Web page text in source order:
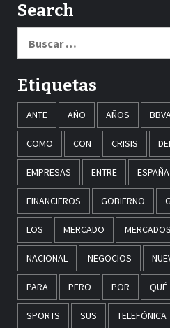
Search
Etiquetas
ANTE AÑO AÑOS
COMO CON CRISIS
EMPRESAS ENTRE ESPAÑA
FINANCIEROS GOBIERNO
LOS MERCADO MERCADOS
NACIONAL NEGOCIOS
PARA PERO POR QUÉ
SPORTS SUS TELEFÓNICA